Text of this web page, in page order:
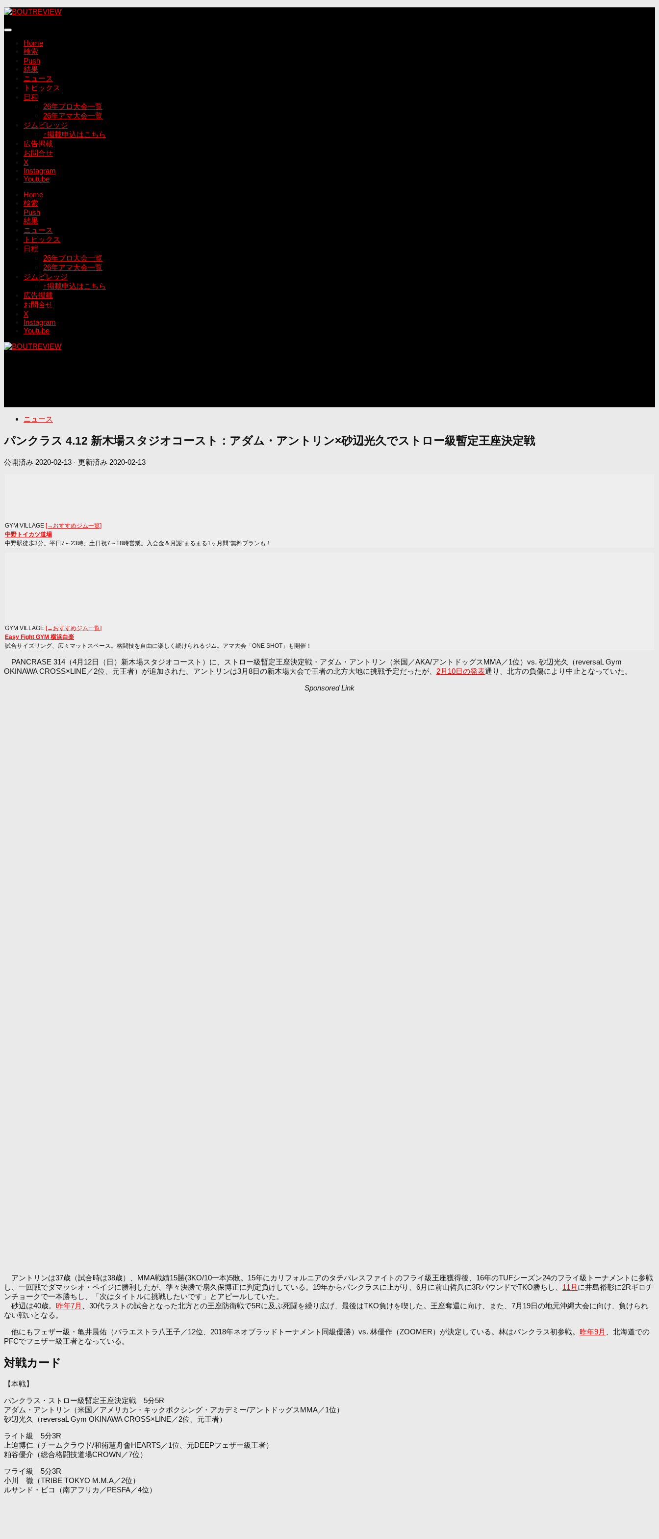
コ
テ
Home
検索
Push
結果
ニュース
トピックス
日程
26年プロ大会一覧
26年アマ大会一覧
ジムビレッジ
↑掲載申込はこちら
広告掲載
お問合せ
X
Instagram
Youtube
Home
検索
Push
結果
ニュース
トピックス
日程
26年プロ大会一覧
26年アマ大会一覧
ジムビレッジ
↑掲載申込はこちら
広告掲載
お問合せ
X
Instagram
Youtube
ニュース
パンクラス 4.12 新木場スタジオコースト：アダム・アントリン×砂辺光久でストロー級暫定王座決定戦
公開済み 2020-02-13 · 更新済み 2020-02-13
GYM VILLAGE [→おすすめジム一覧]
中野トイカツ道場
中野駅徒歩3分。平日7～23時、土日祝7～18時営業。入会金＆月謝“まるまる1ヶ月間”無料プランも！
GYM VILLAGE [→おすすめジム一覧]
Easy Fight GYM 横浜白楽
試合サイズリング、広々マットスペース。格闘技を自由に楽しく続けられるジム。アマ大会「ONE SHOT」も開催！
PANCRASE 314（4月12日（日）新木場スタジオコースト）に、ストロー級暫定王座決定戦・アダム・アントリン（米国／AKA/アントドッグスMMA／1位）vs. 砂辺光久（reversaL Gym
OKINAWA CROSS×LINE／2位、元王者）が追加された。アントリンは3月8日の新木場大会で王者の北方大地に挑戦予定だったが、 2月10日の発表通り、北方の負傷により中止となっていた。
Sponsored Link
アントリンは37歳（試合時は38歳）、MMA戦績15勝(3KO/10一本)5敗。15年にカリフォルニアのタチパレスファイトのフライ級王座獲得後、16年のTUFシーズン24のフライ級トーナメントに参戦
し、一回戦でダマッシオ・ペイジに勝利したが、準々決勝で扇久保博正に判定負けしている。19年からパンクラスに上がり、6月に前山哲兵に3RパウンドでTKO勝ちし、 11月 に井島裕彰に2Rギロチ
ンチョークで一本勝ちし、「次はタイトルに挑戦したいです」とアピールしていた。
砂辺は40歳。 昨年7月
、30代ラストの試合となった北方との王座防衛戦で5Rに及ぶ死闘を繰り広げ、最後はTKO負けを喫した。王座奪還に向け、また、7月19日の地元沖縄大会に向け、負けられ
ない戦いとなる。
他にもフェザー級・亀井晨佑（パラエストラ八王子／12位、2018年ネオブラッドトーナメント同級優勝）vs. 林優作（ZOOMER）が決定している。林はパンクラス初参戦。 昨年9月
、北海道での
PFCでフェザー級王者となっている。
対戦カード
【本戦】
パンクラス・ストロー級暫定王座決定戦 5分5R
アダム・アントリン（米国／アメリカン・キックボクシング・アカデミー/アントドッグスMMA／1位）
砂辺光久（reversaL Gym OKINAWA CROSS×LINE／2位、元王者）
ライト級 5分3R
上迫博仁（チームクラウド/和術慧舟會HEARTS／1位、元DEEPフェザー級王者）
粕谷優介（総合格闘技道場CROWN／7位）
フライ級 5分3R
小川 徹（TRIBE TOKYO M.M.A／2位）
ルサンド・ビコ（南アフリカ／PESFA／4位）